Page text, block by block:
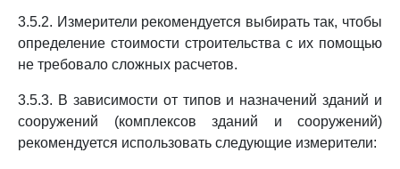
3.5.2. Измерители рекомендуется выбирать так, чтобы
определение стоимости строительства с их помощью
не требовало сложных расчетов.
3.5.3. В зависимости от типов и назначений зданий и
сооружений (комплексов зданий и сооружений)
рекомендуется использовать следующие измерители: